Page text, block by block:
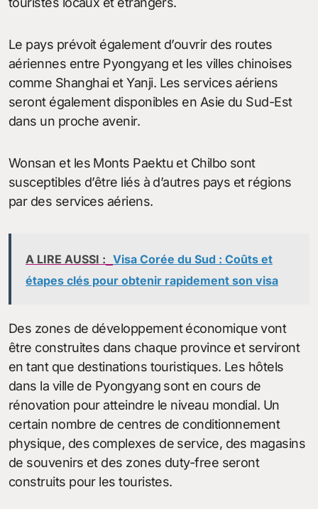
Le pays prévoit également d’ouvrir des routes
aériennes entre Pyongyang et les villes chinoises
comme Shanghai et Yanji. Les services aériens
seront également disponibles en Asie du Sud-Est
dans un proche avenir.
Wonsan et les Monts Paektu et Chilbo sont
susceptibles d’être liés à d’autres pays et régions
par des services aériens.
A LIRE AUSSI : Visa Corée du Sud : Coûts et
étapes clés pour obtenir rapidement son visa
Des zones de développement économique vont
être construites dans chaque province et serviront
en tant que destinations touristiques. Les hôtels
dans la ville de Pyongyang sont en cours de
rénovation pour atteindre le niveau mondial. Un
certain nombre de centres de conditionnement
physique, des complexes de service, des magasins
de souvenirs et des zones duty-free seront
construits pour les touristes.